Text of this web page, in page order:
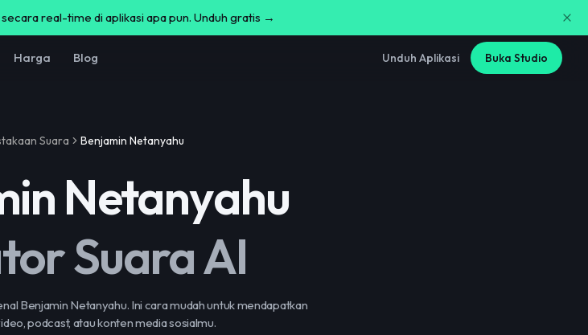
secara real-time di aplikasi apa pun. Unduh gratis →
Harga Blog Unduh Aplikasi Buka Studio
Suara Benjamin Netanyahu
Netanyahu
Suara AI
Benjamin Netanyahu. Ini cara mudah untuk mendapatkan
podcast, atau konten media sosialmu.